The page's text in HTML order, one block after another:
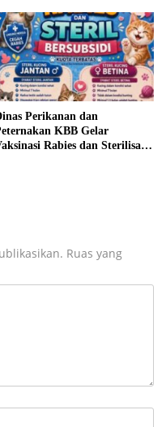
Perikanan dan
KBB Gelar
Rabies dan Sterilisasi
Ruas yang